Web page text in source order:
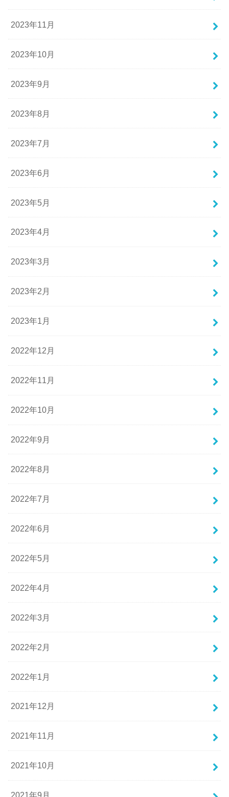
2023年11月
2023年10月
2023年9月
2023年8月
2023年7月
2023年6月
2023年5月
2023年4月
2023年3月
2023年2月
2023年1月
2022年12月
2022年11月
2022年10月
2022年9月
2022年8月
2022年7月
2022年6月
2022年5月
2022年4月
2022年3月
2022年2月
2022年1月
2021年12月
2021年11月
2021年10月
2021年9月